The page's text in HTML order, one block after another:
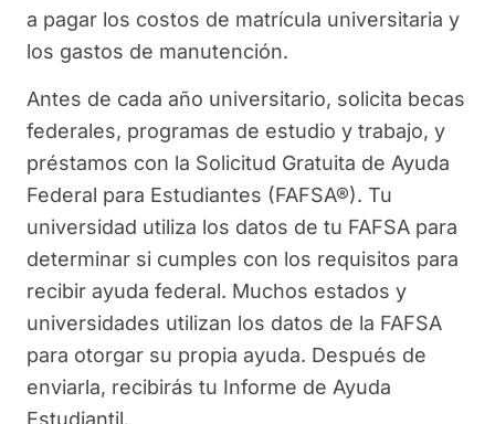
a pagar los costos de matrícula universitaria y
los gastos de manutención.
Antes de cada año universitario, solicita becas
federales, programas de estudio y trabajo, y
préstamos con la Solicitud Gratuita de Ayuda
Federal para Estudiantes (FAFSA®). Tu
universidad utiliza los datos de tu FAFSA para
determinar si cumples con los requisitos para
recibir ayuda federal. Muchos estados y
universidades utilizan los datos de la FAFSA
para otorgar su propia ayuda. Después de
enviarla, recibirás tu Informe de Ayuda